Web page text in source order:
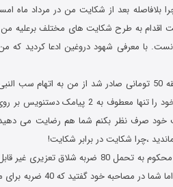
بعد از شکایت من در مرداد ماه
به طرح شکایت های مختلف برعلیه من
با معرفی شهود دروغین ادعا کردید که
و دقیقا فردای روزی که برای موکل شما قرار وثیقه 50 تومانی صادر
داشت و قصد ترساندن من را داشتید . استناد خود را
خود صرف نظر بکنم شما هم رضایت می
،چرا شکایت در برابر شکایت!
7) آقای حیدری، موکل شما در حال حاضر فردی محکوم به